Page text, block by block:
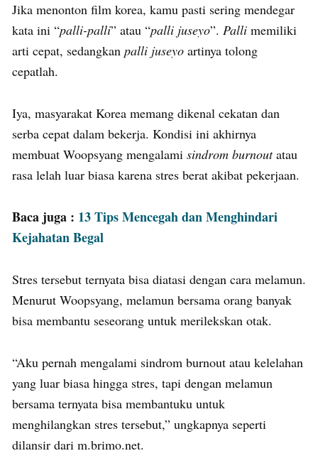
Jika menonton film korea, kamu pasti sering mendegar
kata ini “palli-palli” atau “palli juseyo”. Palli memiliki
arti cepat, sedangkan palli juseyo artinya tolong
cepatlah.
Iya, masyarakat Korea memang dikenal cekatan dan
serba cepat dalam bekerja. Kondisi ini akhirnya
membuat Woopsyang mengalami sindrom burnoutatau
rasa lelah luar biasa karena stres berat akibat pekerjaan.
Baca juga : 13 Tips Mencegah dan Menghindari
Kejahatan Begal
Stres tersebut ternyata bisa diatasi dengan cara melamun.
Menurut Woopsyang, melamun bersama orang banyak
bisa membantu seseorang untuk merilekskan otak.
“Aku pernah mengalami sindrom burnout atau kelelahan
yang luar biasa hingga stres, tapi dengan melamun
bersama ternyata bisa membantuku untuk
menghilangkan stres tersebut,” ungkapnya seperti
dilansir dari m.brimo.net.